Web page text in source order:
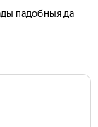
падобныя да